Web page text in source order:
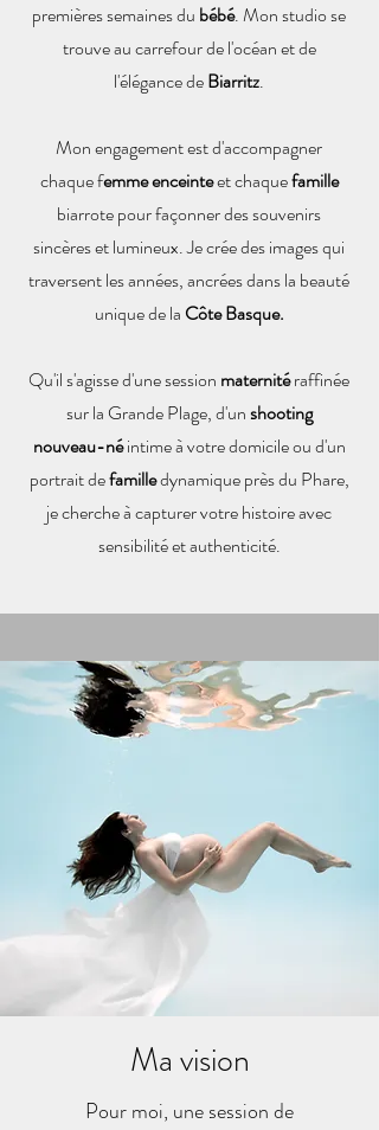
premières semaines du bébé. Mon studio se
trouve au carrefour de l'océan et de
l'élégance deBiarritz.
Mon engagement est d'accompagner
chaque femme enceinteet chaquefamille
biarrote pour façonner des souvenirs
sincères et lumineux. Je crée des images qui
traversent les années, ancrées dans la beauté
unique de la Côte Basque.
Qu'il s'agisse d'une session maternitéraffinée
sur la Grande Plage, d'unshooting
nouveau-néintime à votre domicile ou d'un
portrait defamilledynamique près du Phare,
je cherche à capturer votre histoire avec
sensibilité et authenticité.
Ma vision
Pour moi, une session de